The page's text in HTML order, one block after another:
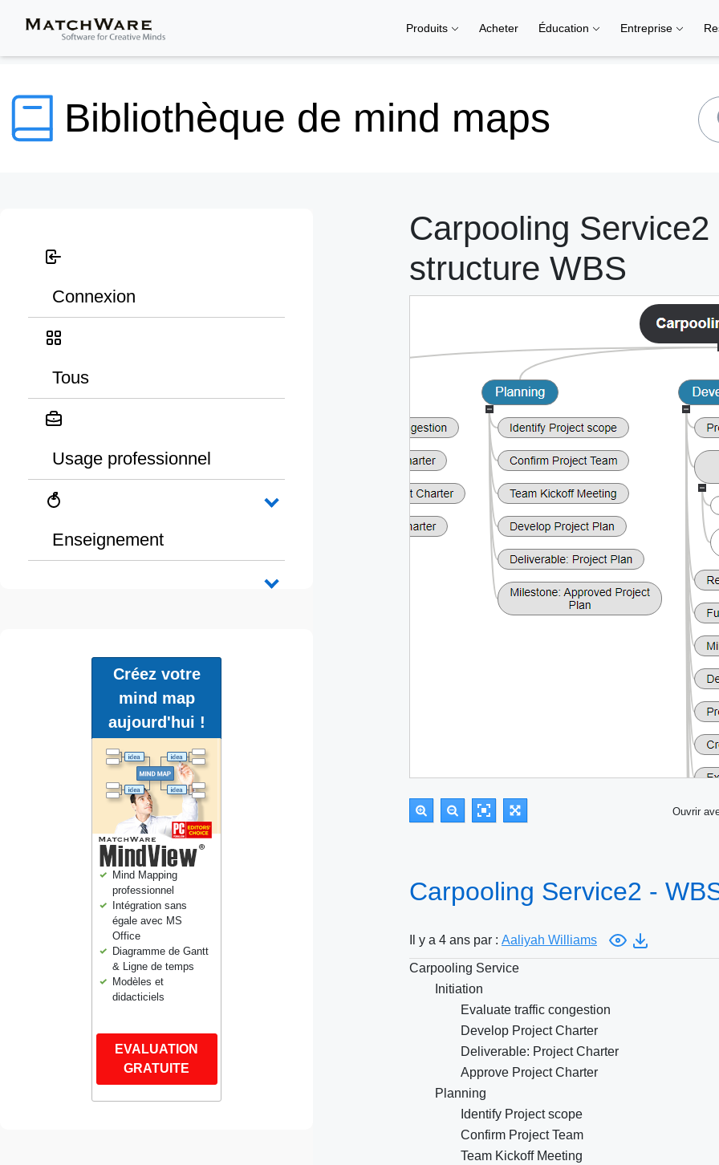
Produits Acheter Éducation Entreprise
Bibliothèque de mind maps
Connexion
Tous
Usage professionnel
Enseignement
Créez votre
mind map
aujourd'hui !
Mind Mapping
professionnel
Intégration sans
égale avec MS
Office
Diagramme de Gantt
& Ligne de temps
Modèles et
didacticiels
EVALUATION
GRATUITE
Carpooling
structure WBS
Ouvrir
Carpooling Service2 -
Il y a 4 ans par : Aaliyah Williams
Carpooling Service
Initiation
Evaluate traffic congestion
Develop Project Charter
Deliverable: Project Charter
Approve Project Charter
Planning
Identify Project scope
Confirm Project Team
Team Kickoff Meeting